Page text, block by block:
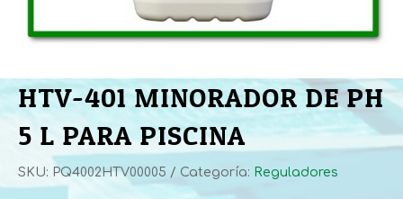
HTV-401 MINORADOR DE PH
5 L PARA PISCINA
SKU: PQ4002HTV00005 Categoría: Reguladores